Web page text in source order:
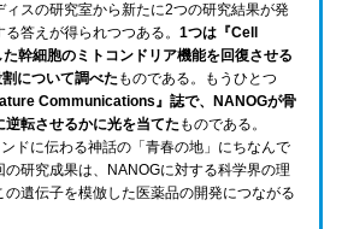
スの研究室から新たに2つの研究結果が発
答えが得られつつある。 1つは『Cell
幹細胞のミトコンドリア機能を回復させる
について調べた ものである。もうひとつ
Communications』誌で、NANOGが骨
転させるかに光を当てた ものである。
ドに伝わる神話の「青春の地」にちなんで
研究成果は、NANOGに対する科学界の理
遺伝子を模倣した医薬品の開発につながる